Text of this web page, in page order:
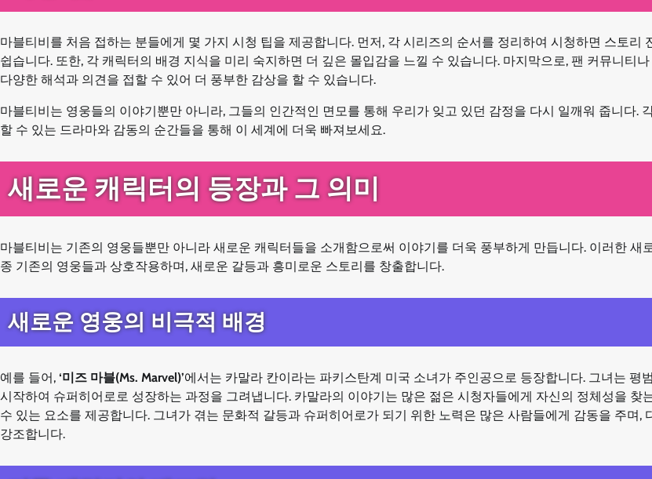
마블티비를 처음 접하는 분들에게 몇 가지 시청 팁을 제공합니다. 먼저, 각 시리즈의 순서를 정리하여 시청하면 스토리
쉽습니다. 또한, 각 캐릭터의 배경 지식을 미리 숙지하면 더 깊은 몰입감을 느낄 수 있습니다. 마지막으로, 팬 커뮤니티
다양한 해석과 의견을 접할 수 있어 더 풍부한 감상을 할 수 있습니다.
마블티비는 영웅들의 이야기뿐만 아니라, 그들의 인간적인 면모를 통해 우리가 잊고 있던 감정을 다시 일깨워 줍니다.
할 수 있는 드라마와 감동의 순간들을 통해 이 세계에 더욱 빠져보세요.
새로운 캐릭터의 등장과 그 의미
마블티비는 기존의 영웅들뿐만 아니라 새로운 캐릭터들을 소개함으로써 이야기를 더욱 풍부하게 만듭니다. 이러한 새
종 기존의 영웅들과 상호작용하며, 새로운 갈등과 흥미로운 스토리를 창출합니다.
새로운 영웅의 비극적 배경
예를 들어, ‘미즈 마블(Ms. Marvel)’에서는 카말라 칸이라는 파키스탄계 미국 소녀가 주인공으로 등장합니다. 그녀는 평
시작하여 슈퍼히어로로 성장하는 과정을 그려냅니다. 카말라의 이야기는 많은 젊은 시청자들에게 자신의 정체성을 찾
수 있는 요소를 제공합니다. 그녀가 겪는 문화적 갈등과 슈퍼히어로가 되기 위한 노력은 많은 사람들에게 감동을 주며,
강조합니다.